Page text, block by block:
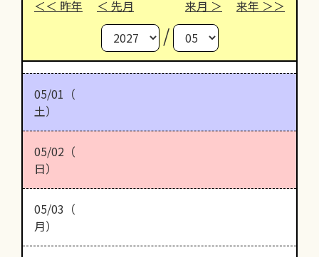
昨年 先月 来月 来年
/
05/01（
土）
05/02（
日）
05/03（
月）